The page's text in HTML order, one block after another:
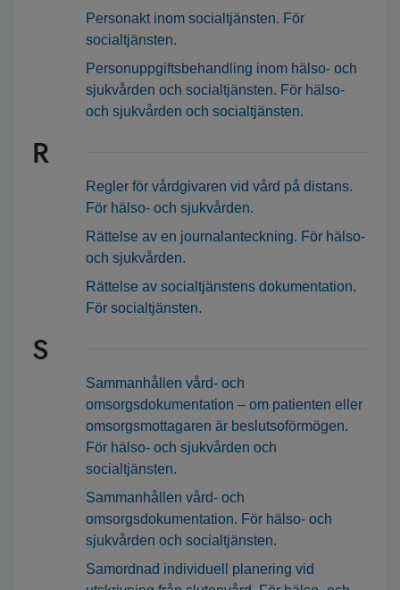
Personakt inom socialtjänsten. För
socialtjänsten.
Personuppgiftsbehandling inom hälso- och
sjukvården och socialtjänsten. För hälso-
och sjukvården och socialtjänsten.
R
Regler för vårdgivaren vid vård på distans.
För hälso- och sjukvården.
Rättelse av en journalanteckning. För hälso-
och sjukvården.
Rättelse av socialtjänstens dokumentation.
För socialtjänsten.
S
Sammanhållen vård- och
omsorgsdokumentation – om patienten eller
omsorgsmottagaren är beslutsoförmögen.
För hälso- och sjukvården och
socialtjänsten.
Sammanhållen vård- och
omsorgsdokumentation. För hälso- och
sjukvården och socialtjänsten.
Samordnad individuell planering vid